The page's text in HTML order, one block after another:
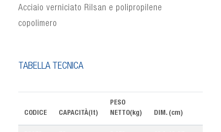
Acciaio verniciato Rilsan e polipropilene
copolimero
TABELLA TECNICA
CODICE CAPACITÀ(lt)
PESO
NETTO(kg)
DIM. (cm)